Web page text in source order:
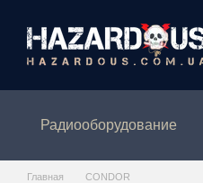
Радиооборудование
Главная CONDOR